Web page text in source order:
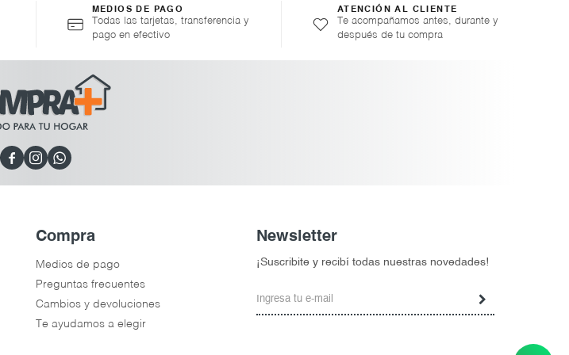
MEDIOS DE PAGO
Todas las tarjetas, transferencia y
pago en efectivo
ATENCIÓN AL CLIENTE
Te acompañamos antes, durante y
después de tu compra
  
Compra
Medios de pago
Preguntas frecuentes
Cambios y devoluciones
Te ayudamos a elegir
Newsletter
¡Suscribite y recibí todas nuestras novedades!